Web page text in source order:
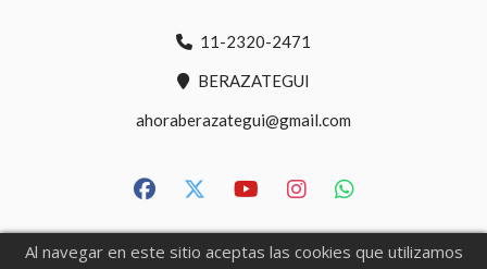
11-2320-2471
BERAZATEGUI
ahoraberazategui@gmail.com
Al navegar en este sitio aceptas las cookies que utilizamos